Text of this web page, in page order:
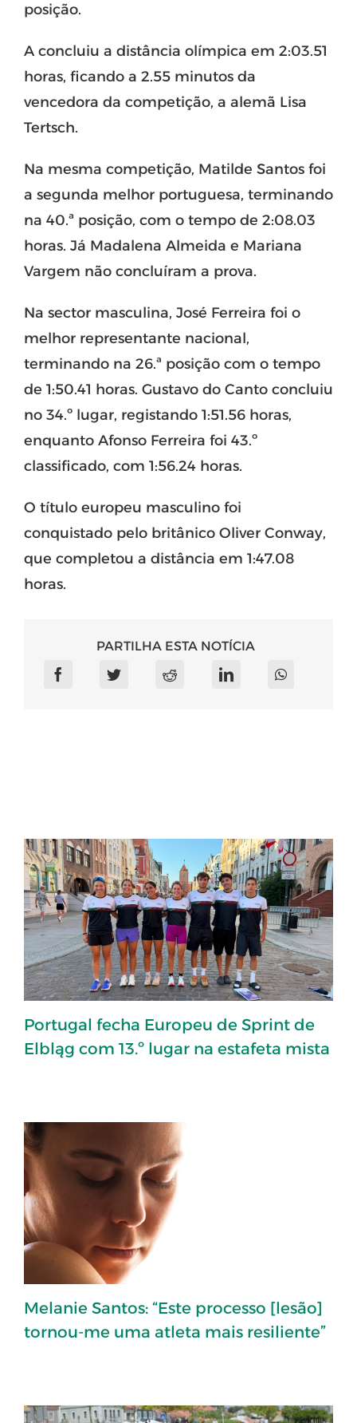
posição.
A concluiu a distância olímpica em 2:03.51
horas, ficando a 2.55 minutos da
vencedora da competição, a alemã Lisa
Tertsch.
Na mesma competição, Matilde Santos foi
a segunda melhor portuguesa, terminando
na 40.ª posição, com o tempo de 2:08.03
horas. Já Madalena Almeida e Mariana
Vargem não concluíram a prova.
Na sector masculina, José Ferreira foi o
melhor representante nacional,
terminando na 26.ª posição com o tempo
de 1:50.41 horas. Gustavo do Canto concluiu
no 34.º lugar, registando 1:51.56 horas,
enquanto Afonso Ferreira foi 43.º
classificado, com 1:56.24 horas.
O título europeu masculino foi
conquistado pelo britânico Oliver Conway,
que completou a distância em 1:47.08
horas.
PARTILHA ESTA NOTÍCIA
Portugal fecha Europeu de Sprint de
Elbląg com 13.º lugar na estafeta mista
Melanie Santos: “Este processo [lesão]
tornou-me uma atleta mais resiliente”